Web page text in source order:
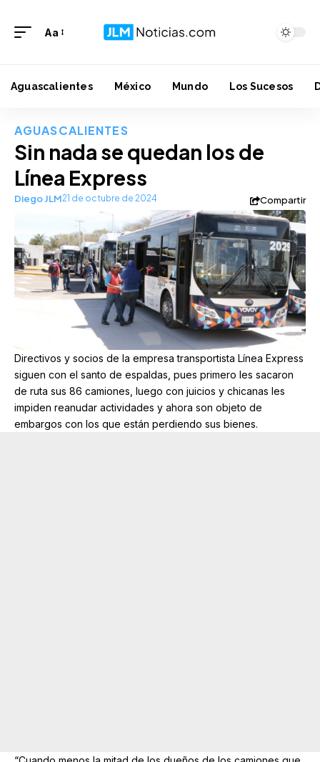
Aa
Aguascalientes México Mundo Los Sucesos
AGUASCALIENTES
Sin nada se quedan los de
Línea Express
Diego JLM21 de octubre de 2024 Compartir
Directivos y socios de la empresa transportista Línea Express
siguen con el santo de espaldas, pues primero les sacaron
de ruta sus 86 camiones, luego con juicios y chicanas les
impiden reanudar actividades y ahora son objeto de
embargos con los que están perdiendo sus bienes.